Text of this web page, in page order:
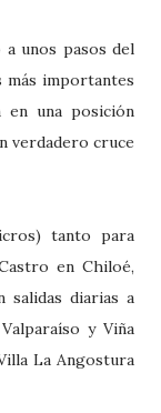
a unos pasos del
más importantes
en una posición
verdadero cruce
tanto para
en Chiloé,
salidas diarias a
y Viña
La Angostura